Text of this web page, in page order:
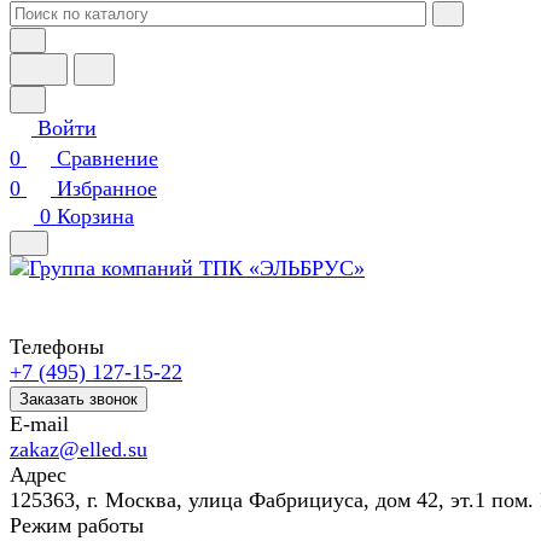
Войти
0
Сравнение
0
Избранное
0 Корзина
Телефоны
+7 (495) 127-15-22
Заказать звонок
E-mail
zakaz@elled.su
Адрес
125363, г. Москва, улица Фабрициуса, дом 42, эт.1
Режим работы